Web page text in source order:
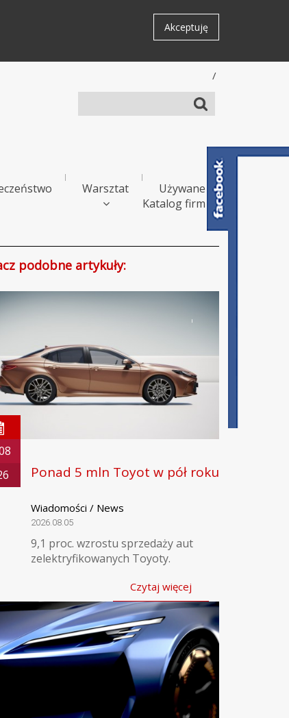
Akceptuję
/
Warsztat
Używane
Katalog firm
podobne artykuły:
Ponad 5 mln Toyot w pół roku
Wiadomości / News
2026.08.05
9,1 proc. wzrostu sprzedaży aut
zelektryfikowanych Toyoty.
Czytaj więcej